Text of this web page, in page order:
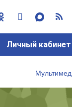
Личный